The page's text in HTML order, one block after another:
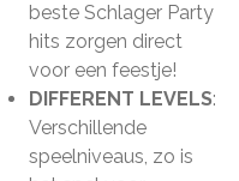
beste Schlager Party
hits zorgen direct
voor een feestje!
DIFFERENT LEVELS:
Verschillende
speelniveaus, zo is